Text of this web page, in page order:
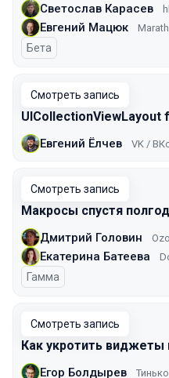
Светослав Карасев
Евгений Мацюк
Бета
Смотреть запись
UICollectionViewLayout
Евгений Ёлчев VK /
Смотреть запись
Макросы спустя
Дмитрий Головин
Екатерина Батеева
Гамма
Смотреть запись
Как укротить виджеты
Егор Болдырев